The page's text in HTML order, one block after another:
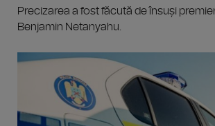
Precizarea a fost făcută de însuși
Benjamin Netanyahu.